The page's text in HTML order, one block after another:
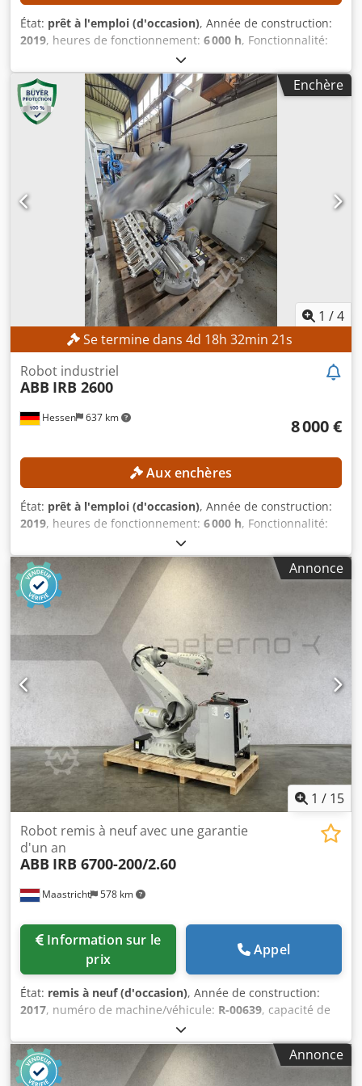
Chargement au chariot élévateur disponible. Inspection
possible sur rendez-vous. Dcsdpoymd E Nofx Aftok Prix
demandé : 5 000 € + TVA (ou offre la plus proche) Les
demandes de renseignements sont les bienvenues pour le
système complet ou les composants individuels.
État: prêt à l'emploi (d'occasion), Année de construction:
2019, heures de fonctionnement: 6 000 h, Fonctionnalité:
, capacité de charge:
du bras:1 130 mm, Pas de prix de réserve – vente garantie
au plus offrant ! Vente aux enchères de deux robots ABB
IRB 360 (Flexpicker), avec système de vision intégré !
CARACTÉRISTIQUES TECHNIQUES Capacité de charge : 3 kg
Diamètre de la zone de travail : 1 130 mm Précision de
répétition de position : 0,03 à 0,1 mm Précision de
répétition de trajectoire : 0,1 à 0,33 mm DÉTAILS DE LA
MACHINE Poids : 120 kg Tension d’alimentation : 200 à 600
V Fréquence du réseau : 60 Hz Consommation électrique à
charge maximale : 0,477 kW Capacité de charge pour un
cycle de préhension et de placement : 1 kg Température
ambiante : 0 à +45 °C Humidité relative : max. 95 % Niveau
sonore : < 70 dB(A) Émissions : protégé contre les
interférences électromagnétiques (CEM/EMI) Dsdpsznh T
Eofx Aftock Heures de fonctionnement : 6 000 h
Enchère
1 /4
Se termine dans 4d 18h 32min 19s
Hessen 637 km
Robot industriel
ABB IRB 2600
8 000 €
Aux enchères
État: prêt à l'emploi (d'occasion), Année de construction:
2019, heures de fonctionnement: 6 000 h, Fonctionnalité:
, capacité de charge:
portée du bras:1 850 mm, Pas de prix de réserve – vente
garantie au plus offrant ! DÉTAILS TECHNIQUES Capacité
de charge : 12 kg Portée : 1 850 mm DÉTAILS SUR LA
MACHINE Dcodpfxeznh Tfo Aftok Heures de
fonctionnement : 6 000 heures Contenu de la livraison :
robot + unité de commande + armoire électrique +
manipulateur flexible et logiciel d’interface ProfiNet I/O.
Annonce
1 / 15
Maastricht 578 km
Robot remis à neuf avec une garantie
d'un an
ABB IRB 6700-200/2.60
prix
Appel
État: remis à neuf (d'occasion), Année de construction:
2017, numéro de machine/véhicule: R-00639, capacité de
, portée du bras:
contrôleurs:IRC5, fabricant de pupitres de commande:
DSQC679
, ABB IRB 6700-200/2.60, fabriqué en juillet 2017.
Le robot est livré avec un contrôleur IRC5, comprenant un
Annonce